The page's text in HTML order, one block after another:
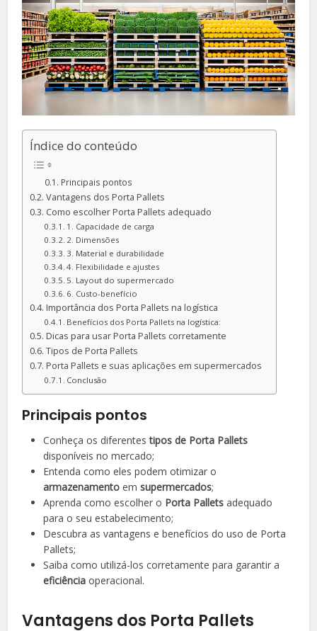
Índice do conteúdo
Principais pontos
Vantagens dos Porta Pallets
Como escolher Porta Pallets adequado
1. Capacidade de carga
2. Dimensões
3. Material e durabilidade
4. Flexibilidade e ajustes
5. Layout do supermercado
6. Custo-benefício
Importância dos Porta Pallets na logística
Benefícios dos Porta Pallets na logística:
Dicas para usar Porta Pallets corretamente
Tipos de Porta Pallets
Porta Pallets e suas aplicações em supermercados
Conclusão
Principais pontos
Conheça os diferentestipos de Porta Pallets
disponíveis no mercado;
Entenda como eles podem otimizar o
armazenamento emsupermercados;
Aprenda como escolher o Porta Pallets adequado
para o seu estabelecimento;
Descubra as vantagens e benefícios do uso de Porta
Pallets;
Saiba como utilizá-los corretamente para garantir a
eficiência operacional.
Vantagens dos Porta Pallets